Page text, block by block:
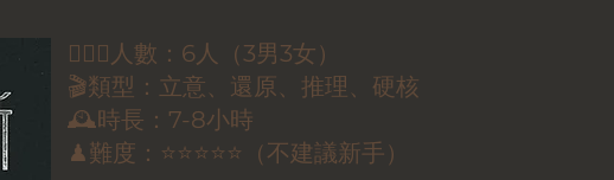
🕵🏻‍♀️人數：6人（3男3女）
🎬類型：立意、還原、推理、硬核
🕰時長：7-8小時
♟難度：⭐⭐⭐⭐⭐（不建議新手）